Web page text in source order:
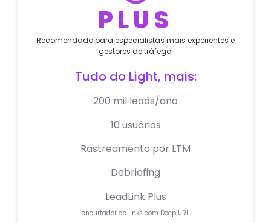
PLUS
Recomendado para especialistas mais experientes e
gestores de tráfego.
Tudo do Light, mais:
200 mil leads/ano
10 usuários
Rastreamento por LTM
Debriefing
LeadLink Plus
encurtador de links com Deep URL